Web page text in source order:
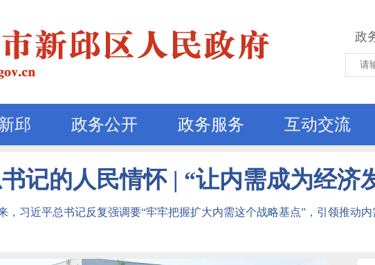
政
邱 政务公开 政务服务 互动交流
记的人民情怀 | “让内需成为经济
，习近平总书记反复强调要“牢牢把握扩大内需这个战略基点”，引领推动